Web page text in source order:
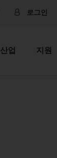
로그인
산업 지원